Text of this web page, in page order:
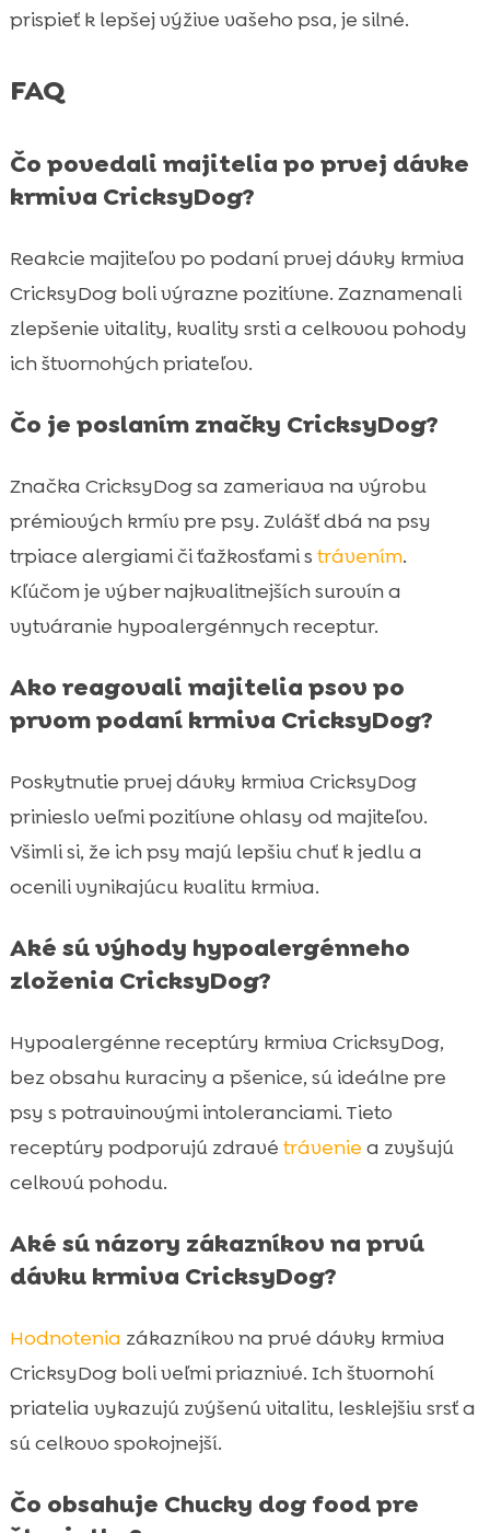
prispieť k lepšej výžive vašeho psa, je silné.
FAQ
Čo povedali majitelia po prvej dávke
krmiva CricksyDog?
Reakcie majiteľov po podaní prvej dávky krmiva
CricksyDog boli výrazne pozitívne. Zaznamenali
zlepšenie vitality, kvality srsti a celkovou pohody
ich štvornohých priateľov.
Čo je poslaním značky CricksyDog?
Značka CricksyDog sa zameriava na výrobu
prémiových krmív pre psy. Zvlášť dbá na psy
trpiace alergiami či ťažkosťami s trávením.
Kľúčom je výber najkvalitnejších surovín a
vytváranie hypoalergénnych receptur.
Ako reagovali majitelia psov po
prvom podaní krmiva CricksyDog?
Poskytnutie prvej dávky krmiva CricksyDog
prinieslo veľmi pozitívne ohlasy od majiteľov.
Všimli si, že ich psy majú lepšiu chuť k jedlu a
ocenili vynikajúcu kvalitu krmiva.
Aké sú výhody hypoalergénneho
zloženia CricksyDog?
Hypoalergénne receptúry krmiva CricksyDog,
bez obsahu kuraciny a pšenice, sú ideálne pre
psy s potravinovými intoleranciami. Tieto
receptúry podporujú zdravé trávenie a zvyšujú
celkovú pohodu.
Aké sú názory zákazníkov na prvú
dávku krmiva CricksyDog?
Hodnotenia zákazníkov na prvé dávky krmiva
CricksyDog boli veľmi priaznivé. Ich štvornohí
priatelia vykazujú zvýšenú vitalitu, lesklejšiu srsť a
sú celkovo spokojnejší.
Čo obsahuje Chucky dog food pre